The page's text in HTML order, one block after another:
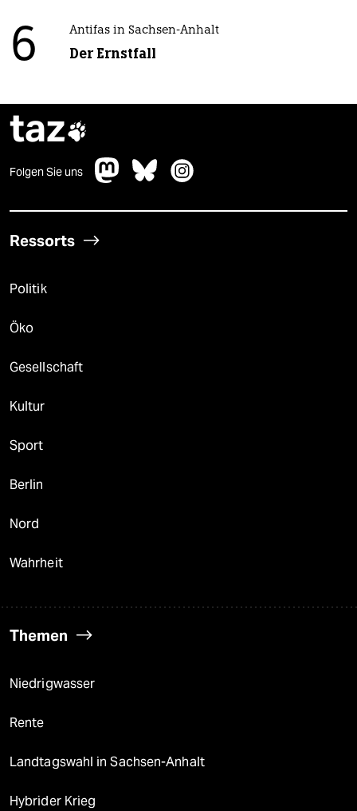
6 Antifas in Sachsen-Anhalt
Der Ernstfall
taz
Folgen Sie uns
Ressorts
Politik
Öko
Gesellschaft
Kultur
Sport
Berlin
Nord
Wahrheit
Themen
Niedrigwasser
Rente
Landtagswahl in Sachsen-Anhalt
Hybrider Krieg